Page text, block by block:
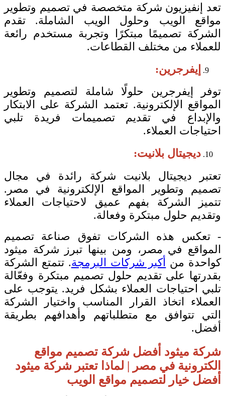
تعد إنفيزيون شركة متخصصة في تصميم وتطوير
مواقع الويب وحلول الويب الشاملة. تقدم
الشركة تصميمًا مبتكرًا وتجربة مستخدم رائعة
للعملاء من مختلف القطاعات.
إيفرجرين:
توفر إيفرجرين حلولًا شاملة لتصميم وتطوير
المواقع الإلكترونية. تعتمد الشركة على الابتكار
والإبداع في تقديم تصميمات فريدة تلبي
احتياجات العملاء.
ديجيتال بلانيت:
تعتبر ديجيتال بلانيت شركة رائدة في مجال
تصميم وتطوير المواقع الإلكترونية في مصر.
تتميز الشركة بفهم عميق لاحتياجات العملاء
وتقديم حلول مبتكرة وفعالة.
- تعكس هذه الشركات تفوق صناعة تصميم
المواقع في مصر، ومن بينها تبرز شركة ميثود
كواحدة من أكبر شركات البرمجة. تتمتع الشركة
بقدرتها على تقديم حلول تصميم مبتكرة وفعّالة
تلبي احتياجات العملاء بشكل فريد. يتوجب على
العملاء اتخاذ القرار المناسب واختيار الشركة
التي تتوافق مع متطلباتهم وأهدافهم بطريقة
أفضل.
شركة ميثود أفضل شركة تصميم مواقع
الكترونية في مصر | لماذا تعتبر شركة ميثود
أفضل خيار لتصميم مواقع الويب